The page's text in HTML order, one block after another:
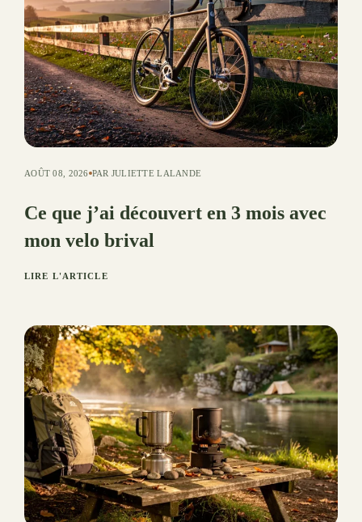
AOÛT 08, 2026 PAR JULIETTE LALANDE
Ce que j’ai découvert en 3 mois avec
mon velo brival
LIRE L'ARTICLE